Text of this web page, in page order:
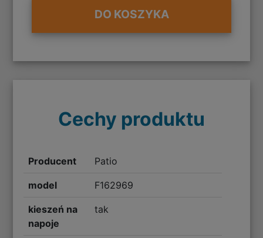
DO KOSZYKA
Cechy produktu
Producent Patio
model F162969
kieszeń na
napoje
tak